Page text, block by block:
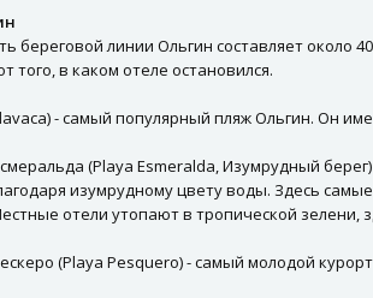
береговой линии Ольгин составляет
того, в каком отеле остановился.
- самый популярный пляж Ольгин. Он
(Playa Esmeralda, Изумрудный
изумрудному цвету воды. Здесь
отели утопают в тропической зелени,
(Playa Pesquero) - самый молодой